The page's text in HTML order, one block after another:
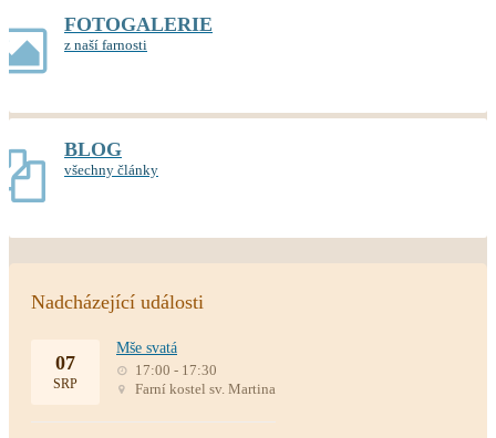
FOTOGALERIE
z naší farnosti
BLOG
všechny články
Nadcházející události
07
SRP
Mše svatá
17:00 - 17:30
Farní kostel sv. Martina